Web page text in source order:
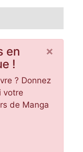
×
en
!
? Donnez
votre
de Manga